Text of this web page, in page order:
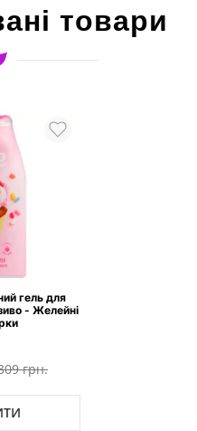
товари
гель для
- Желейні
грн.